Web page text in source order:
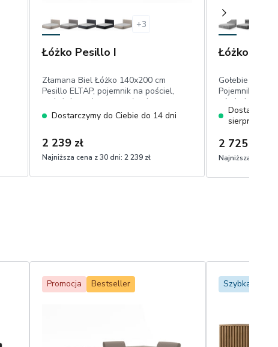
+3
Łóżko Pesillo I
Złamana Biel Łóżko 140x200 cm
Pesillo ELTAP, pojemnik na pościel,
stelaż drewniany, wezgłowie
tapicerowane tkaniną sztruksową
Dostarczymy do Ciebie do 14 dni
2 239 zł
Najniższa cena z 30 dni: 2 239 zł
Łóżko
Gołebie
Pojemnikiem
oświetlenie
tapicerowane
drewniana,
sierpnia
2 725 zł
Najniższa cena z
Promocja Bestseller Szybka